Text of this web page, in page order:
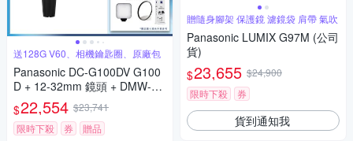
送128G V60、相機鑰匙圈、原廠包
Panasonic DC-G100DV G100
D + 12-32mm 鏡頭 + DMW-SH
GR2 三腳架握把組 公司貨
$22,554 $23,741
限時下殺
券 贈品
贈隨身腳架 保護鏡 濾鏡袋 肩帶 氣吹
Panasonic LUMIX G97M (公司
貨)
$23,655 $24,900
限時下殺
券
貨到通知我